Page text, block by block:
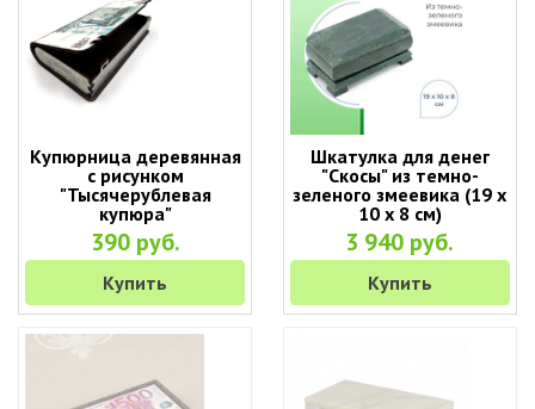
Купюрница деревянная
с рисунком
"Тысячерублевая
купюра"
390 руб.
Купить
Шкатулка для денег
"Скосы" из темно-
зеленого змеевика (19 х
10 х 8 см)
3 940 руб.
Купить